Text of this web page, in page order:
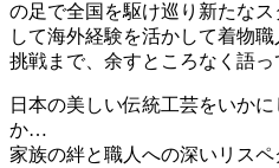
の足で全国を駆け巡り新たな
して海外経験を活かして着物
挑戦まで、余すところなく語っ
日本の美しい伝統工芸をいか
か…
家族の絆と職人への深いリス